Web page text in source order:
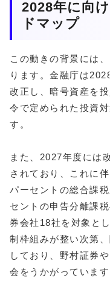
2028年に向
ドマップ
この動きの背景には
ります。金融庁は
改正し、暗号資産を
令で定められた投資
す。
また、2027年度には
されており、これに
パーセントの総合課
セントの申告分離課
券会社18社を対象と
制枠組みが整い次第
しており、野村証券
会をうかがっています